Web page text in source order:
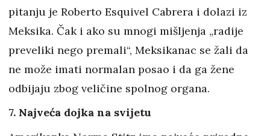
pitanju je Roberto Esquivel Cabrera i dolazi iz
Meksika. Čak i ako su mnogi mišljenja „radije
preveliki nego premali“, Meksikanac se žali da
ne može imati normalan posao i da ga žene
odbijaju zbog veličine spolnog organa.
7. Najveća dojka na svijetu